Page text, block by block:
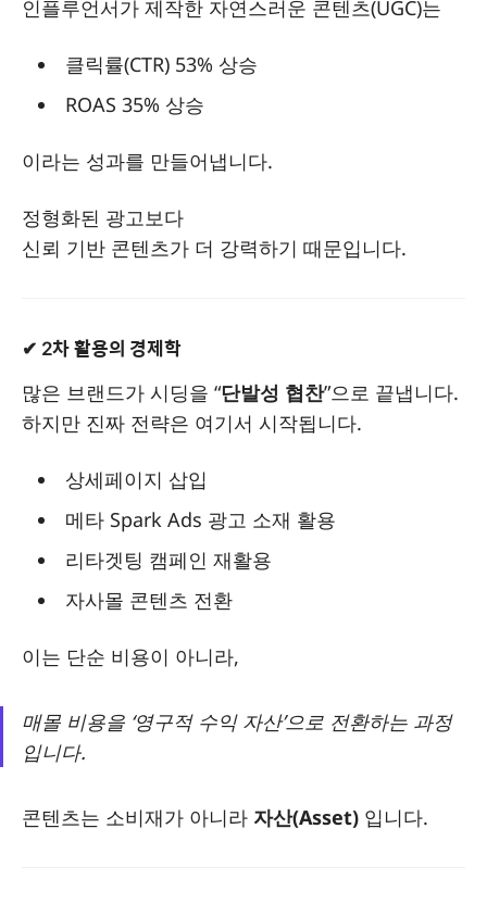
인플루언서가 제작한 자연스러운 콘텐츠(UGC)는
클릭률(CTR) 53% 상승
ROAS 35% 상승
이라는 성과를 만들어냅니다.
정형화된 광고보다
신뢰 기반 콘텐츠가 더 강력하기 때문입니다.
✔ 2차 활용의 경제학
많은 브랜드가 시딩을 “단발성 협찬”으로 끝냅니다.
하지만 진짜 전략은 여기서 시작됩니다.
상세페이지 삽입
메타 Spark Ads 광고 소재 활용
리타겟팅 캠페인 재활용
자사몰 콘텐츠 전환
이는 단순 비용이 아니라,
매몰 비용을 ‘영구적 수익 자산’으로 전환하는 과정
입니다.
콘텐츠는 소비재가 아니라 자산(Asset) 입니다.